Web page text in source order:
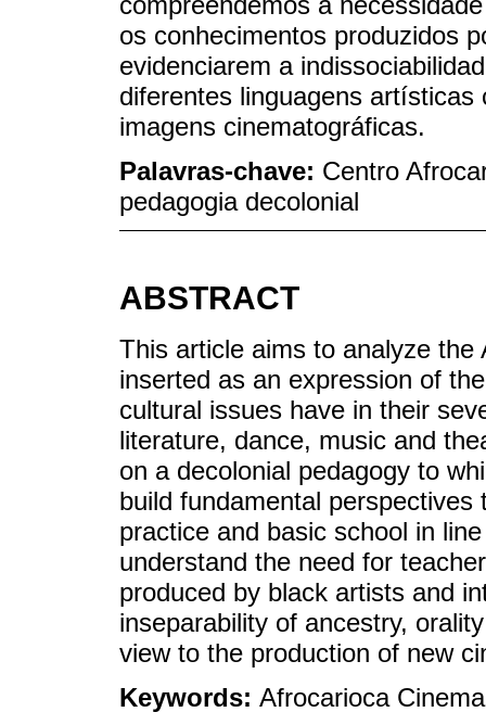
os conhecimentos produzidos
evidenciarem a
diferentes linguagens
imagens cinematográficas.
Palavras-chave: Centro
pedagogia decolonial
ABSTRACT
This article aims to analyze
inserted as an expression of
cultural issues have in their
literature, dance, music and
on a decolonial pedagogy to
build fundamental
practice and basic school in
understand the need for
produced by black artists and
inseparability of ancestry,
view to the production of new
Keywords: Afrocarioca